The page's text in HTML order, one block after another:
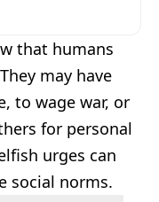
that humans
may have
to wage war, or
for personal
urges can
social norms.